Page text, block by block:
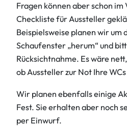
Fragen können aber schon
Checkliste für Aussteller
Beispielsweise planen wir um
Schaufenster „herum“ und
Rücksichtnahme. Es wäre
ob Aussteller zur Not Ihre
Wir planen ebenfalls einige
Fest. Sie erhalten aber noch
per Einwurf.